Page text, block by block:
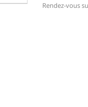
Rendez-vous